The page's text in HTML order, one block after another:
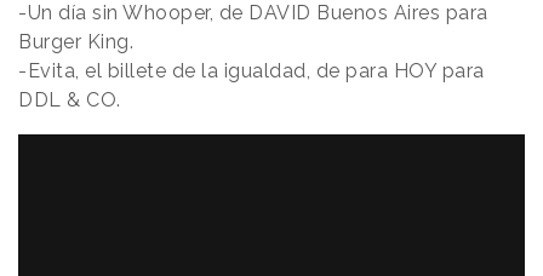
-Un día sin Whooper, de DAVID Buenos Aires para
Burger King.
-Evita, el billete de la igualdad, de para HOY para
DDL & CO.